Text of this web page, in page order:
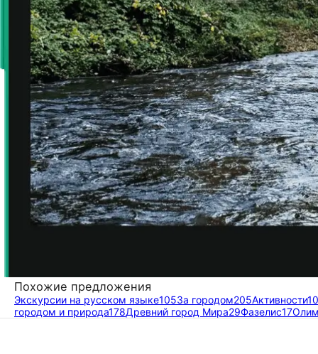
Похожие предложения
Экскурсии на русском языке105За городом205Активности
городом и природа178Древний город Мира29Фазелис17